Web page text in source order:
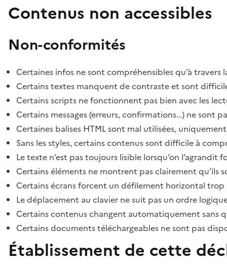
Contenus non accessibles
Non-conformités
Certaines infos ne sont compréhensibles qu’à travers
Certains textes manquent de contraste et sont
Certains scripts ne fonctionnent pas bien avec les
Certains messages (erreurs, confirmations…) ne sont
Certaines balises HTML sont mal utilisées,
Sans les styles, certains contenus sont difficile à
Le texte n’est pas toujours lisible lorsqu’on l’agrandit
Certains éléments ne montrent pas clairement qu’ils
Certains écrans forcent un défilement horizontal
Le déplacement au clavier ne suit pas un ordre
Certains contenus changent automatiquement sans
Certains documents téléchargeables ne sont pas
Établissement de cette